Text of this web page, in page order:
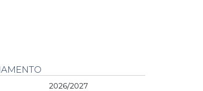
2026/2027